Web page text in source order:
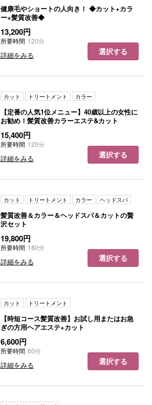
健康毛やショートの人向き！ ◆カット+カラ
ー+髪質改善◆
13,200円
所要時間 120分
詳細をみる 選択する
カット トリートメント カラー
【定番の人気1位メニュー】40歳以上の女性に
お勧め！髪質改善カラーエステ&カット
15,400円
所要時間 120分
詳細をみる 選択する
カット トリートメント カラー ヘッドスパ
髪質改善＆カラー＆ヘッドスパ＆カットの贅
沢セット
19,800円
所要時間 180分
詳細をみる 選択する
カット トリートメント
【時短コース髪質改善】お試し用またはお急
ぎの方用ヘアエステ+カット
6,600円
所要時間 60分
詳細をみる 選択する